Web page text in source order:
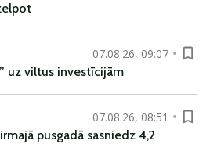
07.08.26, 09:07
uz viltus investīcijām
07.08.26, 08:51
pusgadā sasniedz 4,2